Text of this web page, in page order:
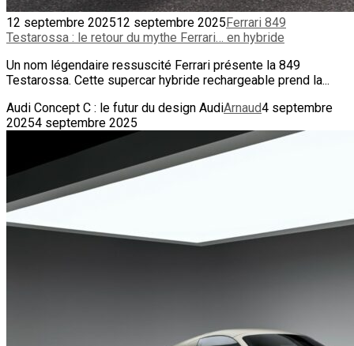
12 septembre 202512 septembre 2025Ferrari 849
Testarossa : le retour du mythe Ferrari… en hybride
Un nom légendaire ressuscité Ferrari présente la 849
Testarossa. Cette supercar hybride rechargeable prend la...
Audi Concept C : le futur du design AudiArnaud4 septembre
20254 septembre 2025